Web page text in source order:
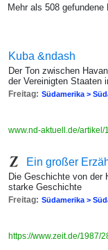
Mehr als 508 gefundene
Kuba &ndash
Der Ton zwischen
der Vereinigten Staaten
Freitag: Südamerika >
www.nd-aktuell.de/
Ein großer
Die Geschichte von der
starke Geschichte
Freitag: Südamerika >
https://www.zeit.de/1987/